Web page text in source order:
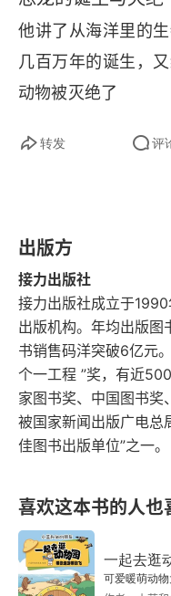
他讲了从海洋里的
几百万年的诞生，
动物被灭绝了
转发 评
出版方
接力出版社
接力出版社成立于
出版机构。年均出版
书销售码洋突破6亿元
个一工程 ”奖，有近
家图书奖、中国图书奖
被国家新闻出版广电总
佳图书出版单位”之一。
喜欢这本书的人也
一起去逛
可爱暖萌动物